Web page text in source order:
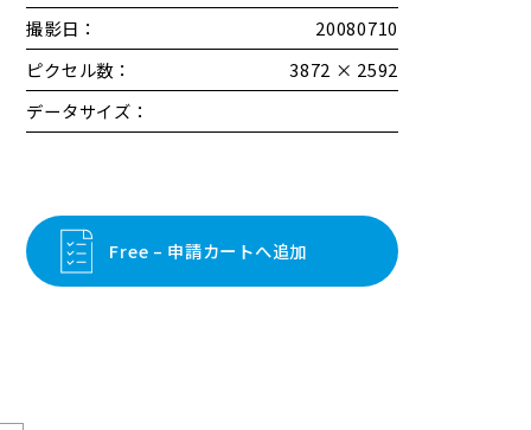
撮影日：
20080710
ピクセル数：
3872 × 2592
データサイズ：
Free – 申請カートへ追加